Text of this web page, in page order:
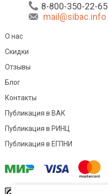
8-800-350-22-65
mail@sibac.info
О нас
Скидки
Отзывы
Блог
Контакты
Публикация в ВАК
Публикация в РИНЦ
Публикация в ЕГПНИ